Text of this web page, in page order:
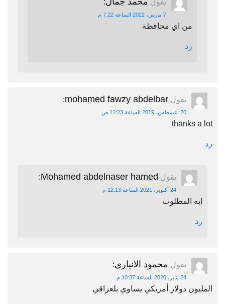
يقول :
7 مارس، 2022 الساعة 7:22 م
من اي محافظة
رد
يقول mohamed fawzy abdelbar
:
20 أغسطس، 2019 الساعة 11:23 ص
thanks a lot
رد
يقول Mohamed abdelnaser hamed
:
24 أكتوبر، 2021 الساعة 12:13 م
ايه المطلوب
رد
يقول محمود الانباري:
24 يناير، 2020 الساعة 10:37 م
المليون دولار أمريكي يساوي بلعراقي